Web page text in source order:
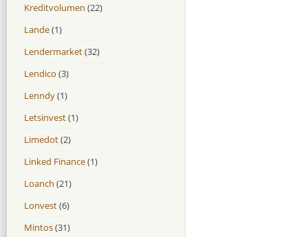
Kreditvolumen (22)
Lande(1)
Lendermarket(32)
Lendico (3)
Lenndy(1)
Letsinvest(1)
Limedot(2)
Linked Finance(1)
Loanch (21)
Lonvest(6)
Mintos(31)